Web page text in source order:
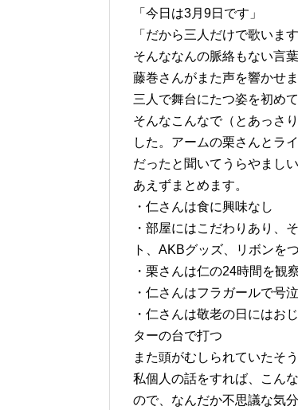
「今日は3月9日です」
「だから三人だけで歌います
そんななんの脈絡もない言
藤巻さんがまた声を響かせ
三人で舞台にたつ姿を初めて
そんなこんなで（とあっさ
した。アームの栗さんとラ
だったと聞いてうらやまし
あえずまとめます。
・仁さんは食に興味なし
・部屋にはこだわりあり、
ト、AKBグッズ、リボンを
・栗さんは仁の24時間を観
・仁さんはフラガールで号泣
・仁さんは敬老の日にはお
ターの台で打つ
また頭がむしられていたそ
私個人の話をすれば、こん
ので、なんだか不思議な気分